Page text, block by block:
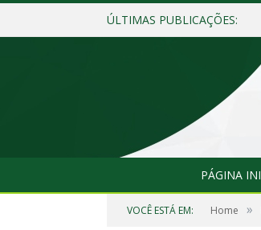
ÚLTIMAS PUBLICAÇÕES:
PÁGINA
VOCÊ ESTÁ EM: Home »